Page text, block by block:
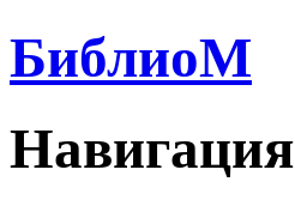
БиблиоМ
Навигация